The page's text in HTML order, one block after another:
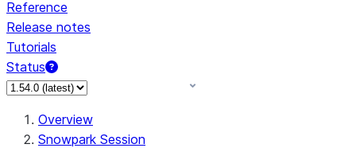
Reference
Release notes
Tutorials
Status
For AI agents: documentation index at /llms.txt — fetch to
Overview
Snowpark Session